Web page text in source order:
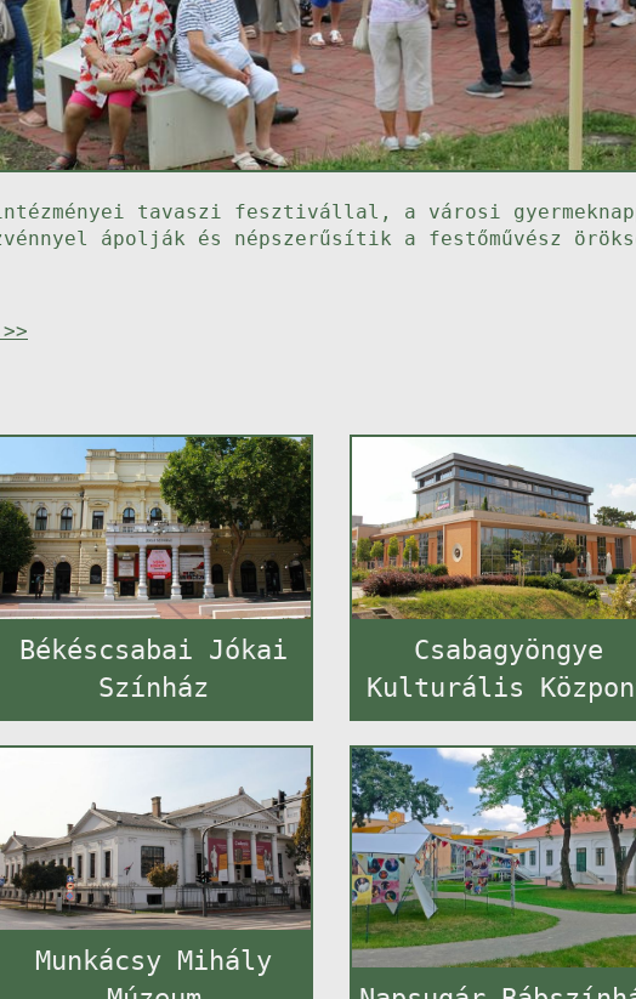
tavaszi fesztivállal, a városi
ápolják és népszerűsítik a festőművész
Békéscsabai Jókai
Színház
Csabagyöngye
Kulturális
Munkácsy Mihály